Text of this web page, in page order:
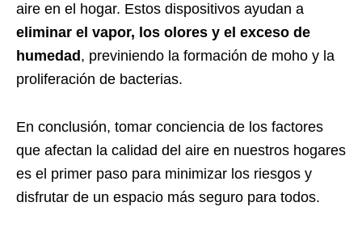
aire en el hogar. Estos dispositivos ayudan a
eliminar el vapor, los olores y el exceso de
humedad , previniendo la formación de moho y la
proliferación de bacterias.
En conclusión, tomar conciencia de los factores
que afectan la calidad del aire en nuestros hogares
es el primer paso para minimizar los riesgos y
disfrutar de un espacio más seguro para todos.